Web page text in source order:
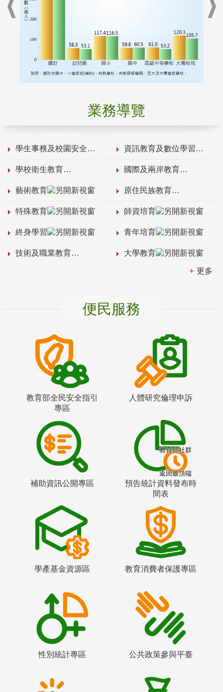
業務導覽
學生事務及校園安全 資訊教育及數位學習
學校衛生教育 國際及兩岸教育
藝術教育 原住民族教育
特殊教育 師資培育
終身學習 青年培育
技術及職業教育 大學教育
更多
便民服務
教育部全民安全指引
專區
人體研究倫理申訴
補助資訊公開專區
預告統計資料發布時
間表
學產基金資源區 教育消費者保護專區
性別統計專區 公共政策參與平臺
教育部社群
返回最頂端